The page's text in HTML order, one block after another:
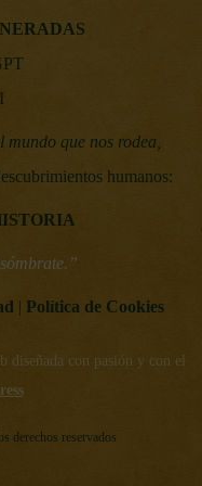
que nos rodea,
humanos:
| Política de Cookies
diseñada con pasión y con el
derechos reservados